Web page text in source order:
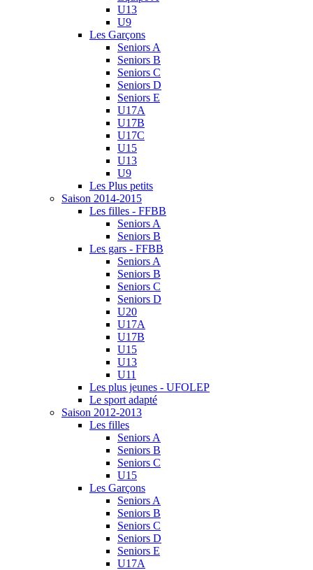
U13
U9
Les Garçons
Seniors A
Seniors B
Seniors C
Seniors D
Seniors E
U17A
U17B
U17C
U15
U13
U9
Les Plus petits
Saison 2014-2015
Les filles - FFBB
Seniors A
Seniors B
Les gars - FFBB
Seniors A
Seniors B
Seniors C
Seniors D
U20
U17A
U17B
U15
U13
U11
Les plus jeunes - UFOLEP
Le sport adapté
Saison 2012-2013
Les filles
Seniors A
Seniors B
Seniors C
U15
Les Garçons
Seniors A
Seniors B
Seniors C
Seniors D
Seniors E
U17A